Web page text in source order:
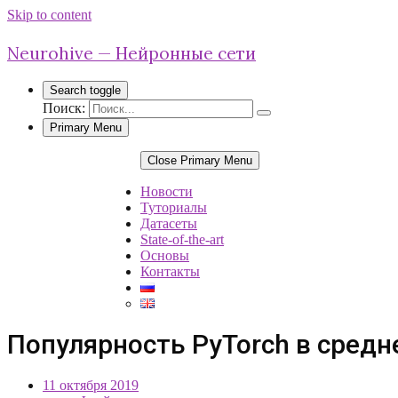
Skip to content
Neurohive — Нейронные сети
Search toggle
Поиск:
Primary Menu
Close Primary Menu
Новости
Туториалы
Датасеты
State-of-the-art
Основы
Контакты
Популярность PyTorch в
11 октября 2019